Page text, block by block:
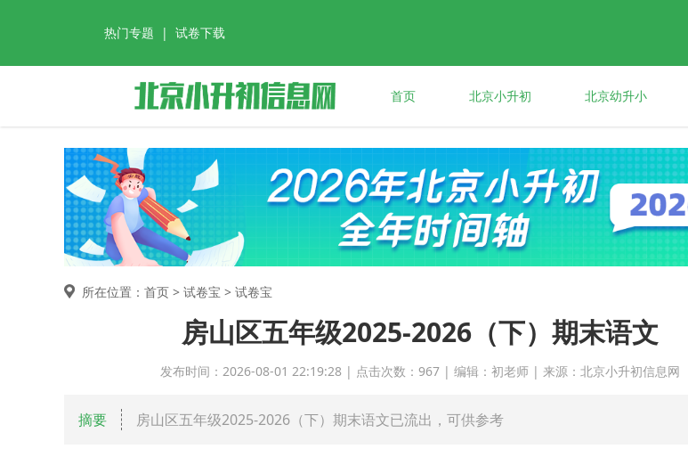
热门专题 | 试卷下载
首页 北京小升初 北京幼升小
所在位置：首页 > 试卷宝 > 试卷宝
房山区五年级2025-2026（下）期末语文
发布时间：2026-08-01 22:19:28 | 点击次数：967 | 编辑：初老师 | 来源：北京小升初信息网
摘要 房山区五年级2025-2026（下）期末语文已流出，可供参考